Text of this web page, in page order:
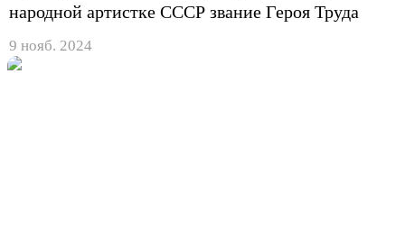
народной артистке СССР звание Героя Труда
9 нояб. 2024